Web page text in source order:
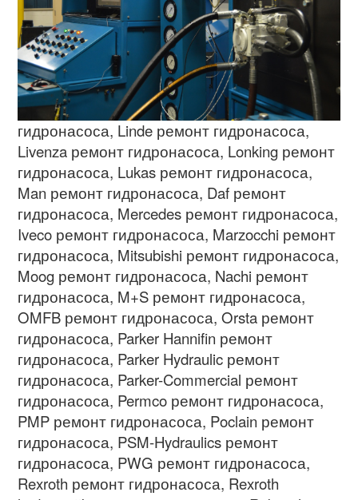
гидронасоса, Linde ремонт гидронасоса,
Livenza ремонт гидронасоса, Lonking ремонт
гидронасоса, Lukas ремонт гидронасоса,
Man ремонт гидронасоса, Daf ремонт
гидронасоса, Mercedes ремонт гидронасоса,
Iveco ремонт гидронасоса, Marzocchi ремонт
гидронасоса, Mitsubishi ремонт гидронасоса,
Moog ремонт гидронасоса, Nachi ремонт
гидронасоса, M+S ремонт гидронасоса,
OMFB ремонт гидронасоса, Orsta ремонт
гидронасоса, Parker Hannifin ремонт
гидронасоса, Parker Hydraulic ремонт
гидронасоса, Parker-Commercial ремонт
гидронасоса, Permco ремонт гидронасоса,
PMP ремонт гидронасоса, Poclain ремонт
гидронасоса, PSM-Hydraulics ремонт
гидронасоса, PWG ремонт гидронасоса,
Rexroth ремонт гидронасоса, Rexroth